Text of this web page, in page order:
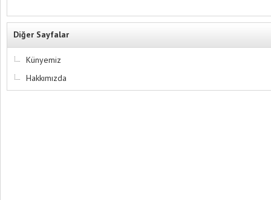
Diğer Sayfalar
Künyemiz
Hakkımızda